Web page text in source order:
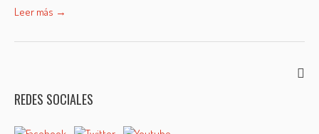
Leer más →
REDES SOCIALES